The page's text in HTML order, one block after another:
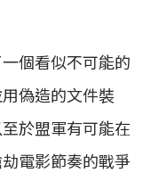
個看似不可能的
偽造的文件裝
於盟軍有可能在
電影節奏的戰爭